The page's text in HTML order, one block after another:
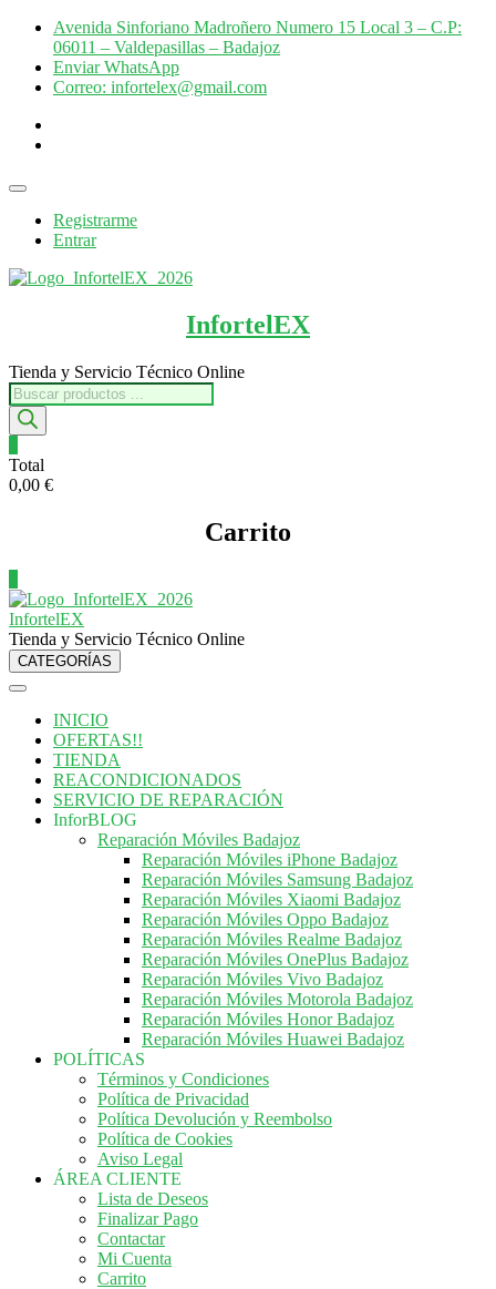
Saltar
contenido
Avenida Sinforiano Madroñero Numero 15 Local 3 – C.P:
06011 – Valdepasillas – Badajoz
Enviar WhatsApp
Correo: infortelex@gmail.com
Menú
barra
Registrarme
Entrar
InfortelEX
Tienda y Servicio Técnico Online
Búsqueda
de
productos
Total
0,00 €
Carrito
InfortelEX
Tienda y Servicio Técnico Online
CATEGORÍAS
INICIO
OFERTAS!!
TIENDA
REACONDICIONADOS
SERVICIO DE REPARACIÓN
InforBLOG
Reparación Móviles Badajoz
Reparación Móviles iPhone Badajoz
Reparación Móviles Samsung Badajoz
Reparación Móviles Xiaomi Badajoz
Reparación Móviles Oppo Badajoz
Reparación Móviles Realme Badajoz
Reparación Móviles OnePlus Badajoz
Reparación Móviles Vivo Badajoz
Reparación Móviles Motorola Badajoz
Reparación Móviles Honor Badajoz
Reparación Móviles Huawei Badajoz
POLÍTICAS
Términos y Condiciones
Política de Privacidad
Política Devolución y Reembolso
Política de Cookies
Aviso Legal
ÁREA CLIENTE
Lista de Deseos
Finalizar Pago
Contactar
Mi Cuenta
Carrito